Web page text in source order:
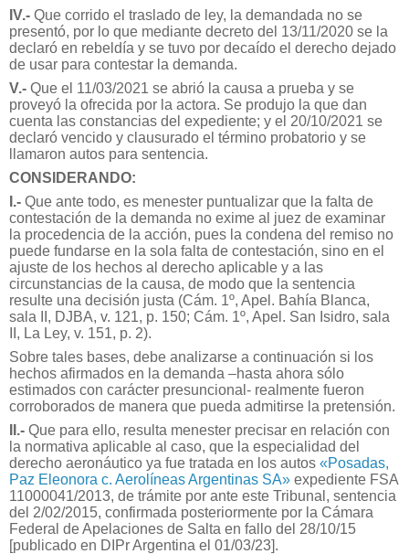
IV.- Que corrido el traslado de ley, la demandada no se
presentó, por lo que mediante decreto del 13/11/2020 se la
declaró en rebeldía y se tuvo por decaído el derecho dejado
de usar para contestar la demanda.
V.- Que el 11/03/2021 se abrió la causa a prueba y se
proveyó la ofrecida por la actora. Se produjo la que dan
cuenta las constancias del expediente; y el 20/10/2021 se
declaró vencido y clausurado el término probatorio y se
llamaron autos para sentencia.
CONSIDERANDO:
I.- Que ante todo, es menester puntualizar que la falta de
contestación de la demanda no exime al juez de examinar
la procedencia de la acción, pues la condena del remiso no
puede fundarse en la sola falta de contestación, sino en el
ajuste de los hechos al derecho aplicable y a las
circunstancias de la causa, de modo que la sentencia
resulte una decisión justa (Cám. 1º, Apel. Bahía Blanca,
sala II, DJBA, v. 121, p. 150; Cám. 1º, Apel. San Isidro, sala
II, La Ley, v. 151, p. 2).
Sobre tales bases, debe analizarse a continuación si los
hechos afirmados en la demanda –hasta ahora sólo
estimados con carácter presuncional- realmente fueron
corroborados de manera que pueda admitirse la pretensión.
II.- Que para ello, resulta menester precisar en relación con
la normativa aplicable al caso, que la especialidad del
derecho aeronáutico ya fue tratada en los autos «Posadas,
Paz Eleonora c. Aerolíneas Argentinas SA» expediente FSA
11000041/2013, de trámite por ante este Tribunal, sentencia
del 2/02/2015, confirmada posteriormente por la Cámara
Federal de Apelaciones de Salta en fallo del 28/10/15
[publicado en DIPr Argentina el 01/03/23].